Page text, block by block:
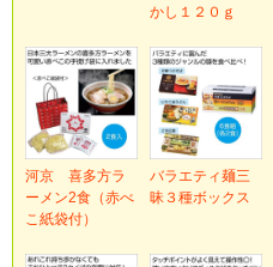
かし１２０ｇ
河京 喜多方ラ
ーメン2食（赤べ
こ紙袋付）
バラエティ麺三
昧３種ボックス